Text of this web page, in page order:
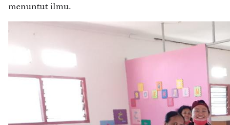
menuntut ilmu.